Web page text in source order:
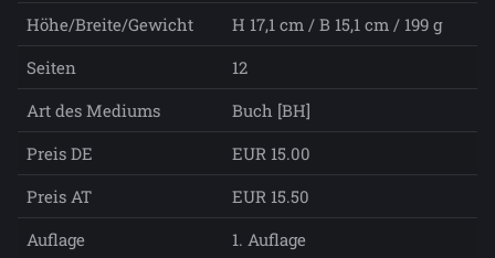
Höhe/Breite/Gewicht
H 17,1 cm / B 15,1 cm / 199 g
Seiten
12
Art des Mediums
Buch [BH]
Preis DE
EUR 15.00
Preis AT
EUR 15.50
Auflage
1. Auflage